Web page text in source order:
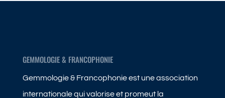
GEMMOLOGIE & FRANCOPHONIE
Gemmologie & Francophonie est une association
internationale qui valorise et promeut la